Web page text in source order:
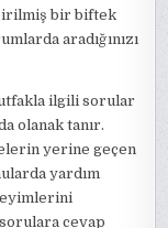
bir biftek
aradığınızı
ilgili sorular
olanak tanır.
yerine geçen
yardım
cevap